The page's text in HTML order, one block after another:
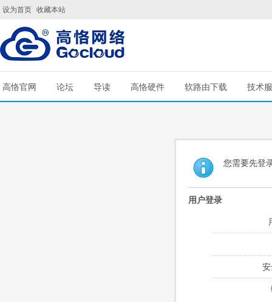
设为首页 收藏本站
高恪官网 论坛 导读 高恪硬件 软路由下载 技术
您需要先登
用户登录